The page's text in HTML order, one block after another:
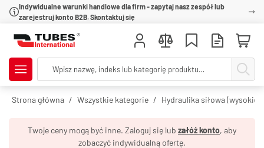
Indywidualne warunki handlowe dla firm - zapytaj nasz zespół lub
zarejestruj konto B2B. Skontaktuj się
Strona główna Wszystkie kategorie Hydraulika siłowa (wysokie
Twoje ceny mogą być inne. Zaloguj się lub załóż konto, aby
zobaczyć indywidualną ofertę.